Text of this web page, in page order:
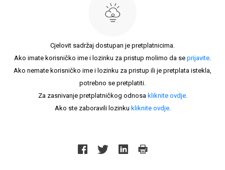
Cjelovit sadržaj dostupan je pretplatnicima.
Ako imate korisničko ime i lozinku za pristup molimo da se prijavite.
Ako nemate korisničko ime i lozinku za pristup ili je pretplata istekla,
potrebno se pretplatiti.
Za zasnivanje pretplatničkog odnosa kliknite ovdje.
Ako ste zaboravili lozinku kliknite ovdje.